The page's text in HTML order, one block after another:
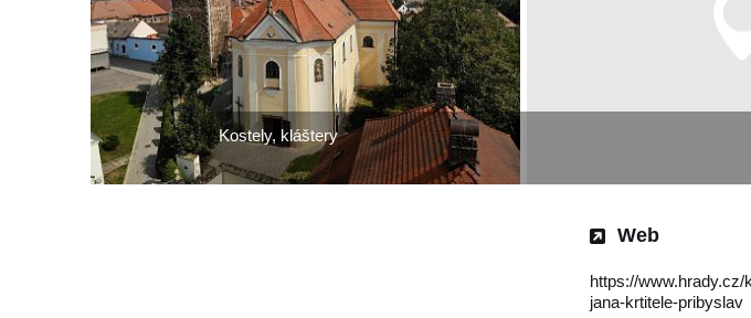
Web
https://
jana-krtitele-pribyslav
Kostely, kláštery